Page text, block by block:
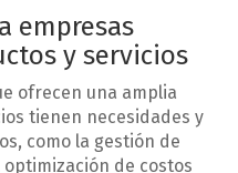
empresas
y servicios
ofrecen una amplia
tienen necesidades y
como la gestión de
de costos